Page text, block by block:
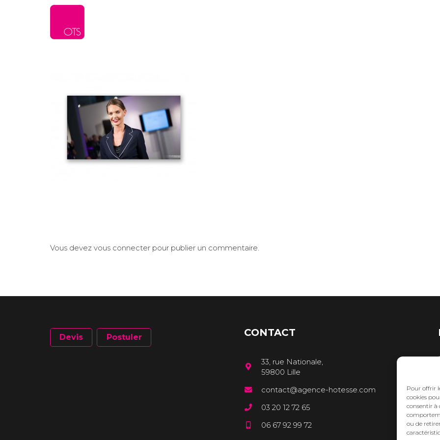
Pour offrir
cookies
consentir à
ou de
Vous devez vous connecter pour publier un commentaire.
Devis Postuler CONTACT
33, rue Nationale,
59800 Lille
contact@agence-hotesse.com
03 20 12 72 65
06 67 92 99 72